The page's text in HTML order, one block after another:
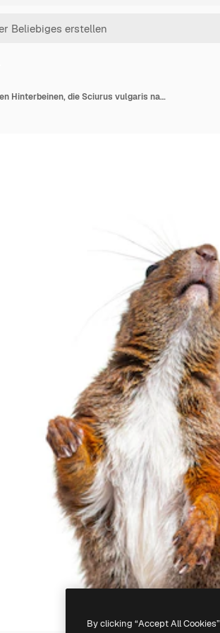
Eurasisches rotes Eichhörnchen auf den Hinterbeinen, die Sciurus vulgaris nachschlagen
By clicking “Accept All